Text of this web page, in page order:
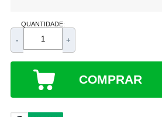
QUANTIDADE:
- +
COMPRAR